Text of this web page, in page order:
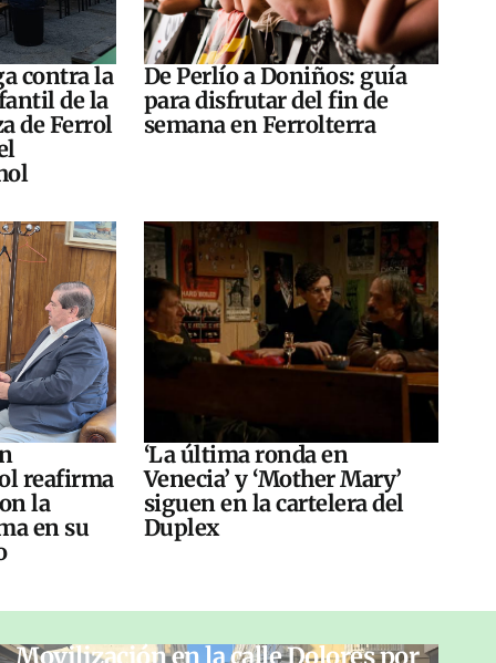
contra la
de la
de Ferrol
De Perlío a Doniños: guía
para disfrutar del fin de
semana en Ferrolterra
reafirma
la
en su
‘La última ronda en
Venecia’ y ‘Mother Mary’
siguen en la cartelera del
Duplex
Movilización en la calle Dolores por